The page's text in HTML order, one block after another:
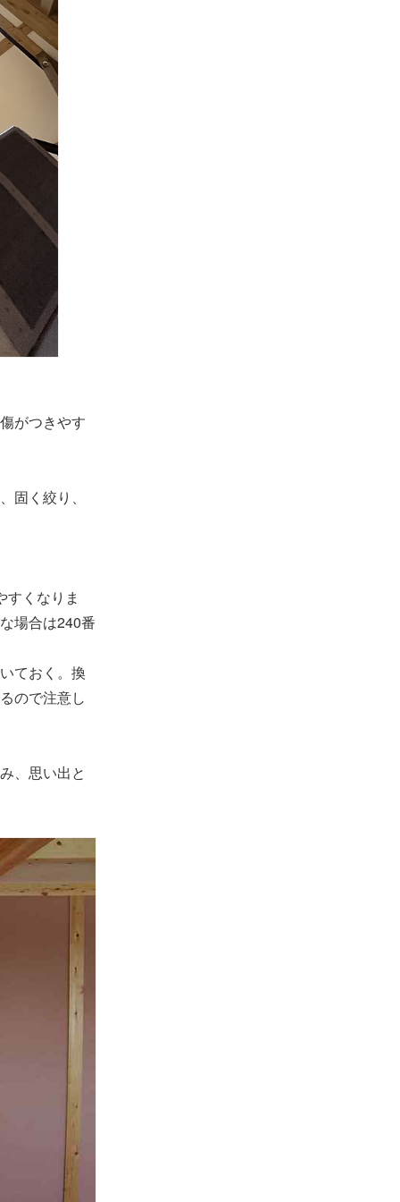
がつきやす
固く絞り、
くなりま
場合は240番
ておく。換
ので注意し
、思い出と